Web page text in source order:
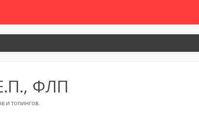
ФЛП
и топингов.